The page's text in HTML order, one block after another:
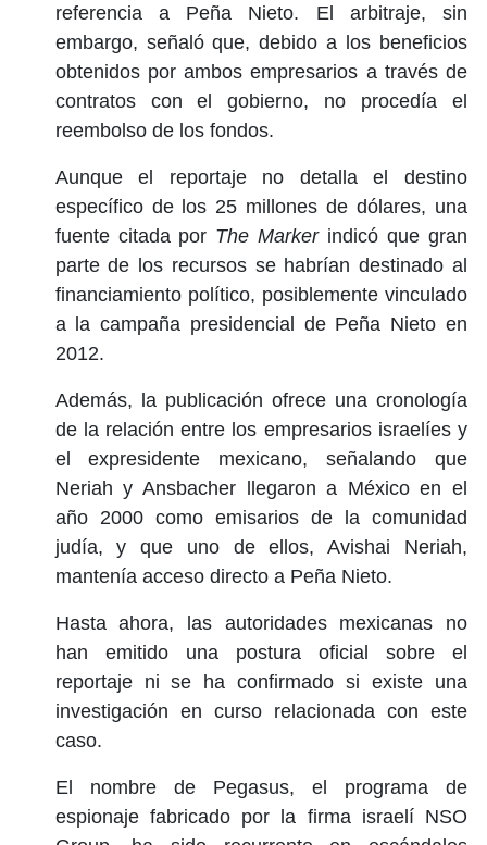
referencia a Peña Nieto. El arbitraje, sin
embargo, señaló que, debido a los beneficios
obtenidos por ambos empresarios a través de
contratos con el gobierno, no procedía el
reembolso de los fondos.
Aunque el reportaje no detalla el destino
específico de los 25 millones de dólares, una
fuente citada por The Marker indicó que gran
parte de los recursos se habrían destinado al
financiamiento político, posiblemente vinculado
a la campaña presidencial de Peña Nieto en
2012.
Además, la publicación ofrece una cronología
de la relación entre los empresarios israelíes y
el expresidente mexicano, señalando que
Neriah y Ansbacher llegaron a México en el
año 2000 como emisarios de la comunidad
judía, y que uno de ellos, Avishai Neriah,
mantenía acceso directo a Peña Nieto.
Hasta ahora, las autoridades mexicanas no
han emitido una postura oficial sobre el
reportaje ni se ha confirmado si existe una
investigación en curso relacionada con este
caso.
El nombre de Pegasus, el programa de
espionaje fabricado por la firma israelí NSO